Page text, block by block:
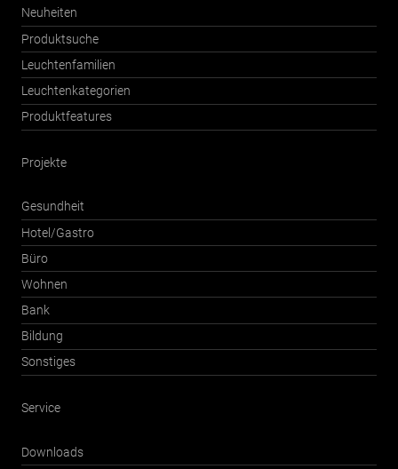
Neuheiten
Produktsuche
Leuchtenfamilien
Leuchtenkategorien
Produktfeatures
Projekte
Gesundheit
Hotel/Gastro
Büro
Wohnen
Bank
Bildung
Sonstiges
Service
Downloads